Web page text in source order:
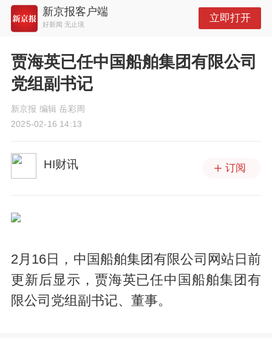
新京报客户端
好新闻 无止境
立即打开
贾海英已任中国船舶集团有限公司
党组副书记
新京报 编辑 岳彩周
2025-02-16 14:13
HI财讯 订阅
2月16日，中国船舶集团有限公司网站日前
更新后显示，贾海英已任中国船舶集团有
限公司党组副书记、董事。